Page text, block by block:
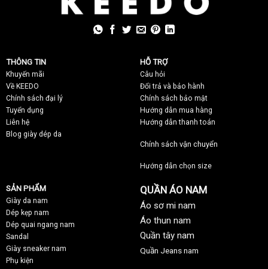
THÔNG TIN
Khuyến mãi
Về KEEDO
Chính sách đại lý
Tuyển dụng
Liên hệ
Blog giày dép da
HỖ TRỢ
Câu hỏi
Đổi trả và bảo hành
Chính sách bảo mật
Hướng dẫn mua hàng
Hướng dẫn thanh toán
Chính sách vận chuyển
Hướng dẫn chọn size
SẢN PHẨM
Giày da nam
Dép kẹp nam
Dép quai ngang nam
Sandal
Giày sneaker nam
Phụ kiện
QUẦN ÁO NAM
Áo sơ mi nam
Áo thun nam
Quần tây nam
Quần Jeans nam